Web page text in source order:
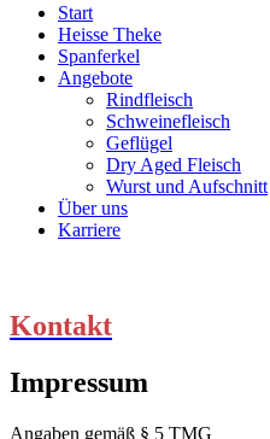
Start
Heisse Theke
Spanferkel
Angebote
Rindfleisch
Schweinefleisch
Geflügel
Dry Aged Fleisch
Wurst und Aufschnitt
Über uns
Karriere
Kontakt
Impressum
Angaben gemäß § 5 TMG